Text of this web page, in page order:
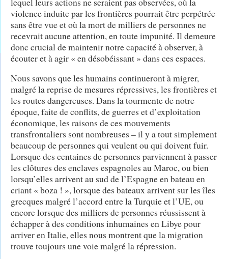
violence induite par les frontières pourrait être perpétrée
sans être vue et où la mort de milliers de personnes ne
recevrait aucune attention, en toute impunité. Il demeure
donc crucial de maintenir notre capacité à observer, à
écouter et à agir « en désobéissant » dans ces espaces.
Nous savons que les humains continueront à migrer,
malgré la reprise de mesures répressives, les frontières et
les routes dangereuses. Dans la tourmente de notre
époque, faite de conflits, de guerres et d’exploitation
économique, les raisons de ces mouvements
transfrontaliers sont nombreuses – il y a tout simplement
beaucoup de personnes qui veulent ou qui doivent fuir.
Lorsque des centaines de personnes parviennent à passer
les clôtures des enclaves espagnoles au Maroc, ou bien
lorsqu’elles arrivent au sud de l’Espagne en bateau en
criant « boza ! », lorsque des bateaux arrivent sur les îles
grecques malgré l’accord entre la Turquie et l’UE, ou
encore lorsque des milliers de personnes réussissent à
échapper à des conditions inhumaines en Libye pour
arriver en Italie, elles nous montrent que la migration
trouve toujours une voie malgré la répression.